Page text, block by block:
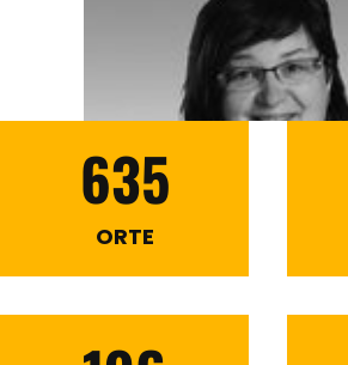
635
ORTE